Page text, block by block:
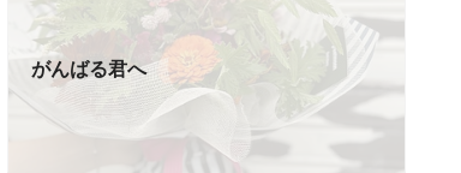
がんばる君へ